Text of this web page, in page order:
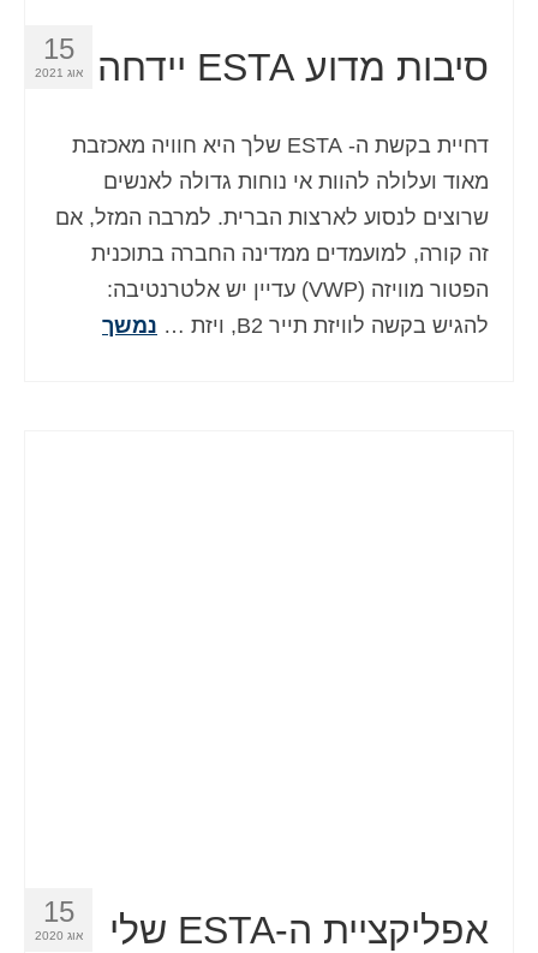
15
אוג 2021 סיבות מדוע ESTA יידחה
דחיית בקשת ה- ESTA שלך היא חוויה מאכזבת
מאוד ועלולה להוות אי נוחות גדולה לאנשים
שרוצים לנסוע לארצות הברית. למרבה המזל, אם
זה קורה, למועמדים ממדינה החברה בתוכנית
הפטור מוויזה (VWP) עדיין יש אלטרנטיבה:
להגיש בקשה לוויזת תייר B2, ויזת …
נמשך
15
אוג 2020
אפליקציית ה-ESTA שלי